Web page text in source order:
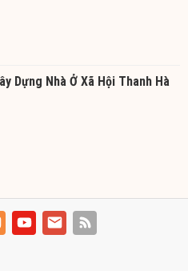
Dựng Nhà Ở Xã Hội Thanh Hà